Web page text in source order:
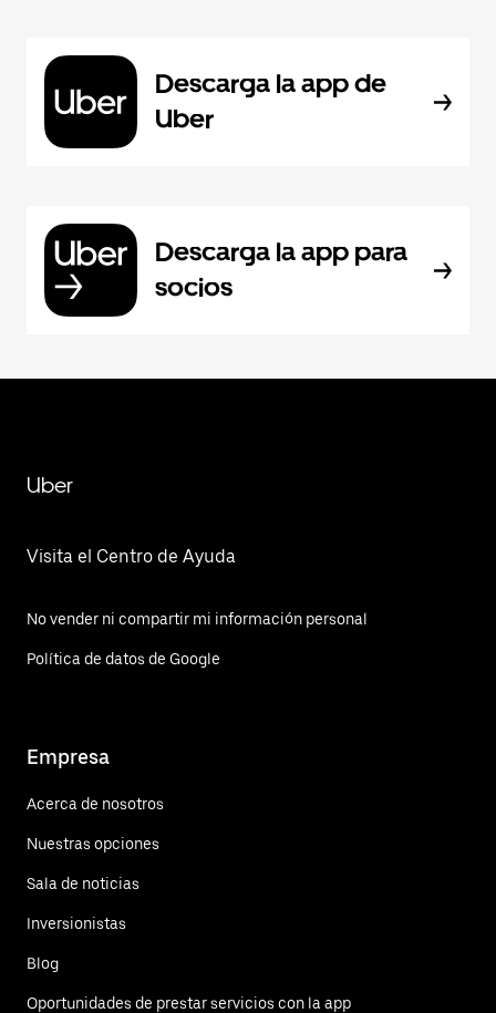
Descarga la app de
Uber
Descarga la app para
socios
Uber
Visita el Centro de Ayuda
No vender ni compartir mi información personal
Política de datos de Google
Empresa
Acerca de nosotros
Nuestras opciones
Sala de noticias
Inversionistas
Blog
Oportunidades de prestar servicios con la app